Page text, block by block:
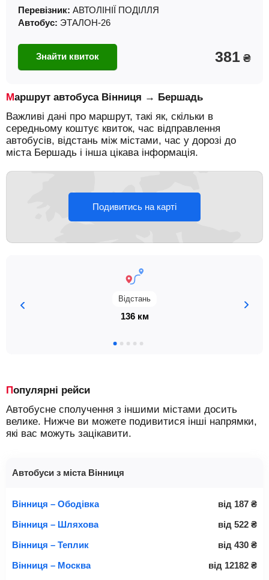
Перевізник: АВТОЛІНІЇ ПОДІЛЛЯ
Автобус: ЭТАЛОН-26
Знайти квиток 381 ₴
Маршрут автобуса Вінниця → Бершадь
Важливі дані про маршрут, такі як, скільки в
середньому коштує квиток, час відправлення
автобусів, відстань між містами, час у дорозі до
міста Бершадь і інша цікава інформація.
Подивитись на карті
Відстань
136 км
Популярні рейси
Автобусне сполучення з іншими містами досить
велике. Нижче ви можете подивитися інші напрямки,
які вас можуть зацікавити.
Автобуси з міста Вінниця
Вінниця – Ободівка від 187 ₴
Вінниця – Шляхова
від 522 ₴
Вінниця – Теплик
від 430 ₴
Вінниця – Москва
від 12182 ₴